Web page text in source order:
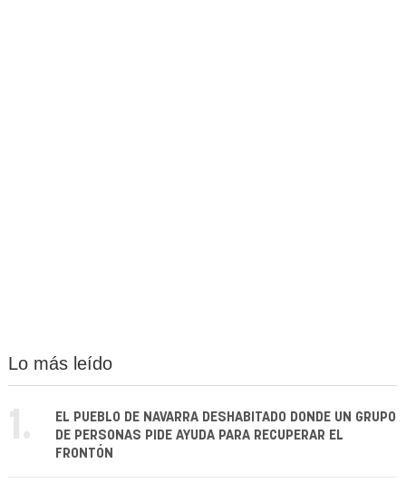
Lo más leído
1.
EL PUEBLO DE NAVARRA DESHABITADO DONDE UN GRUPO
DE PERSONAS PIDE AYUDA PARA RECUPERAR EL
FRONTÓN